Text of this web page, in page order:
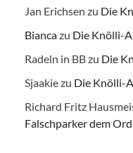
Jan Erichsen zu Die
Biancazu Die Knölli-
Radeln in BBzu Die
Sjaakiezu Die Knölli-
Richard Fritz
Falschparker dem